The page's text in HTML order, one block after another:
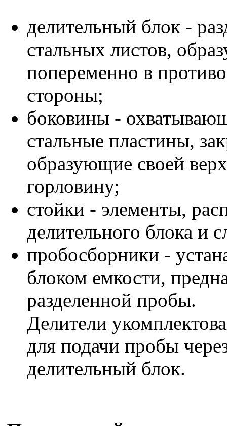
делительный блок -
стальных листов,
попеременно в
стороны;
боковины -
стальные пластины,
образующие своей
горловину;
стойки - элементы,
делительного блока и
пробосборники -
блоком емкости,
разделенной пробы.
Делители
для подачи пробы
делительный блок.